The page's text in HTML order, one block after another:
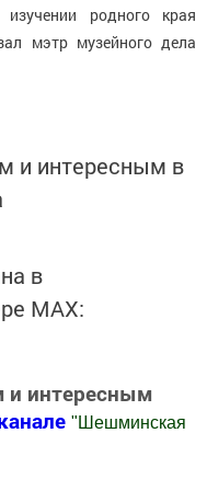
родного края
мэтр музейного дела
и интересным в
в
MАХ:
интересным
" Шешминская